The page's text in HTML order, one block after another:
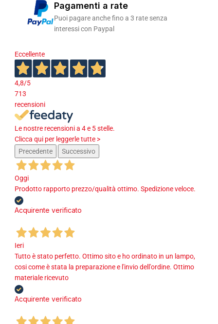
Pagamenti a rate
Puoi pagare anche fino a 3 rate senza
interessi con Paypal
Eccellente
4,8/5
713
recensioni
Le nostre recensioni a 4 e 5 stelle.
Clicca qui per leggerle tutte >
Precedente
Successivo
Oggi
Prodotto rapporto prezzo/qualità ottimo. Spedizione veloce.
Acquirente verificato
Ieri
Tutto è stato perfetto. Ottimo sito e ho ordinato in un lampo,
cosi come è stata la preparazione e l'invio dell'ordine. Ottimo
materiale ricevuto
Acquirente verificato